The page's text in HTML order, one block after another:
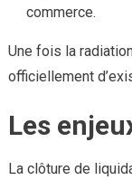
commerce.
Une fois la
officiellement
Les
La clôture de